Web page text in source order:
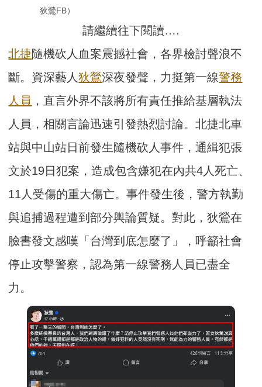
狄鶯FB）
請繼續往下閱讀….
北捷隨機砍人血案震撼社會，各界檢討聲浪不
斷。資深藝人狄鶯深夜發聲，力挺第一線警務
人員 ，直言外界不該將所有責任推給基層執法
人員，相關言論迅速引發熱烈討論。北捷北車
站與中山站日前發生隨機砍人事件，通緝犯張
文於19日犯案，造成包含嫌犯在內共4人死亡、
11人受傷的重大傷亡。事件發生後，警方執勤
與追捕過程遭到部分輿論質疑。對此，狄鶯在
臉書發文感嘆「台灣到底怎麼了」，呼籲社會
停止攻擊警察，認為第一線警務人員已盡全
力。